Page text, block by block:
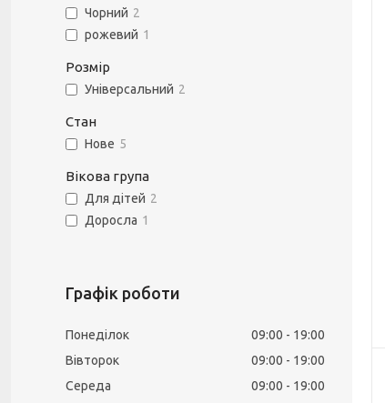
Чорний 2
рожевий 1
Розмір
Універсальний 2
Стан
Нове 5
Вікова група
Для дітей 2
Доросла 1
Графік роботи
Понеділок 09:00
19:00
Вівторок
09:00
19:00
Середа
09:00
19:00